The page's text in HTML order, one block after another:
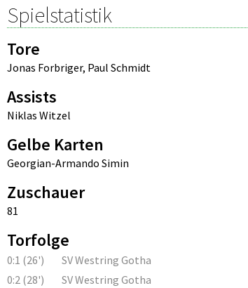
Spielstatistik
Tore
Jonas Forbriger, Paul Schmidt
Assists
Niklas Witzel
Gelbe Karten
Georgian-Armando Simin
Zuschauer
81
Torfolge
0:1 (26')
SV Westring Gotha
0:2 (28')
SV Westring Gotha